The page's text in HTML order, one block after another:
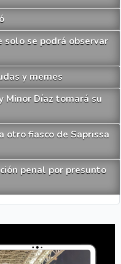
solo se podrá observar
y memes
Minor Díaz tomará su
otro fiasco de Saprissa
penal por presunto